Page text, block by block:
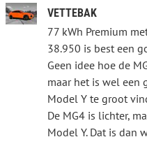
VETTEBAK
77 kWh Premium
38.950 is best een
Geen idee hoe de
maar het is wel een
Model Y te groot
De MG4 is lichter,
Model Y. Dat is dan